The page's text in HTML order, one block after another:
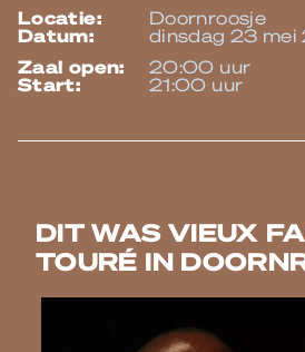
locatie: Doornroosje
datum:
dinsdag 23
zaal open:
20:00 uur
start: 21:00 uur
DIT WAS VIEUX
TOURÉ IN